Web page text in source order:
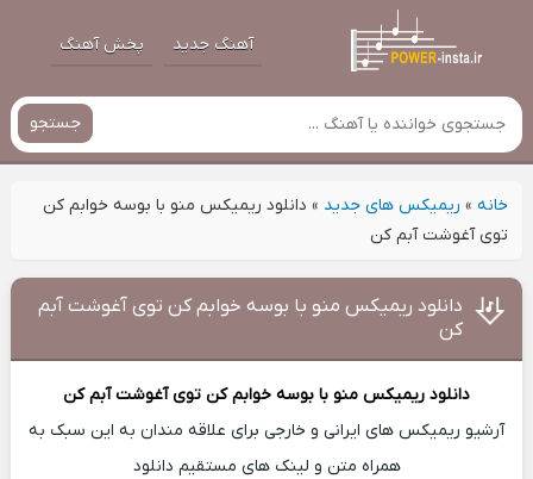
آهنگ جدید پخش آهنگ
جستجو
خانه» ریمیکس های جدید » دانلود ریمیکس منو با بوسه خوابم کن
توی آغوشت آبم کن
دانلود ریمیکس منو با بوسه خوابم کن توی آغوشت آبم
کن
دانلود ریمیکس منو با بوسه خوابم کن توی آغوشت آبم کن
آرشیو ریمیکس های ایرانی و خارجی برای علاقه مندان به این سبک به
همراه متن و لینک های مستقیم دانلود